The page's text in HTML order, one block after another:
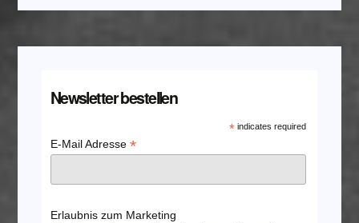
Newsletter bestellen
* indicates required
E-Mail Adresse *
Erlaubnis zum Marketing